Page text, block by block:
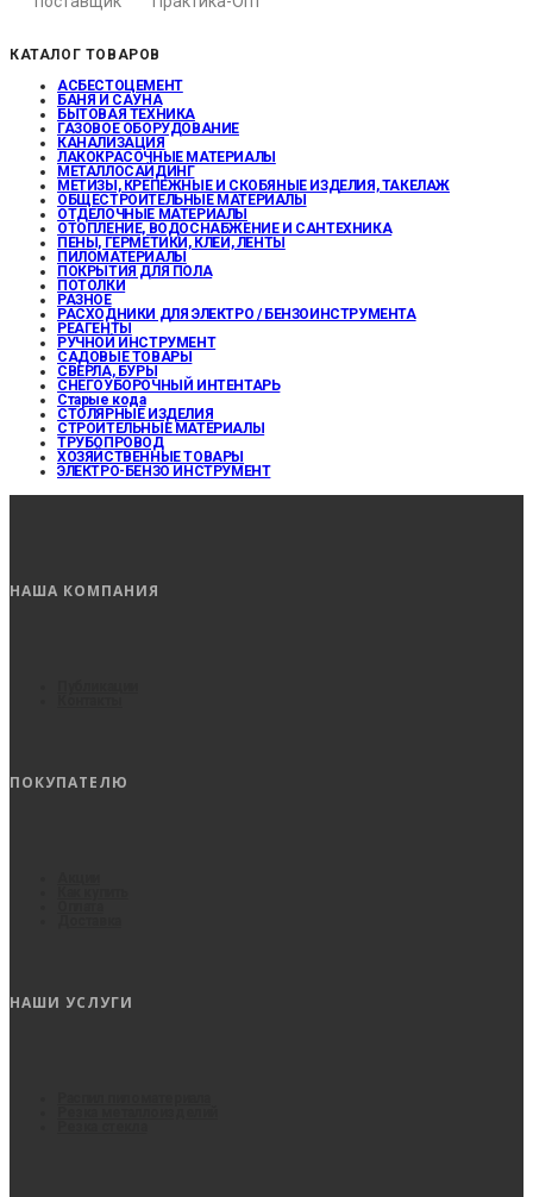
КАТАЛОГ ТОВАРОВ
АСБЕСТОЦЕМЕНТ
БАНЯ И САУНА
БЫТОВАЯ ТЕХНИКА
ГАЗОВОЕ ОБОРУДОВАНИЕ
КАНАЛИЗАЦИЯ
ЛАКОКРАСОЧНЫЕ МАТЕРИАЛЫ
МЕТАЛЛОСАЙДИНГ
МЕТИЗЫ, КРЕПЕЖНЫЕ И СКОБЯНЫЕ ИЗДЕЛИЯ, ТАКЕЛАЖ
ОБЩЕСТРОИТЕЛЬНЫЕ МАТЕРИАЛЫ
ОТДЕЛОЧНЫЕ МАТЕРИАЛЫ
ОТОПЛЕНИЕ, ВОДОСНАБЖЕНИЕ И САНТЕХНИКА
ПЕНЫ, ГЕРМЕТИКИ, КЛЕИ, ЛЕНТЫ
ПИЛОМАТЕРИАЛЫ
ПОКРЫТИЯ ДЛЯ ПОЛА
ПОТОЛКИ
РАЗНОЕ
РАСХОДНИКИ ДЛЯ ЭЛЕКТРО / БЕНЗОИНСТРУМЕНТА
РЕАГЕНТЫ
РУЧНОЙ ИНСТРУМЕНТ
САДОВЫЕ ТОВАРЫ
СВЕРЛА, БУРЫ
СНЕГОУБОРОЧНЫЙ ИНТЕНТАРЬ
Старые кода
СТОЛЯРНЫЕ ИЗДЕЛИЯ
СТРОИТЕЛЬНЫЕ МАТЕРИАЛЫ
ТРУБОПРОВОД
ХОЗЯЙСТВЕННЫЕ ТОВАРЫ
ЭЛЕКТРО-БЕНЗО ИНСТРУМЕНТ
НАША КОМПАНИЯ
ПОКУПАТЕЛЮ
НАШИ УСЛУГИ